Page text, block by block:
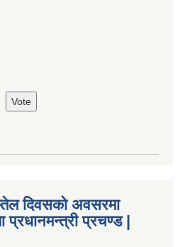
दिवसको अवसरमा
प्रधानमन्त्री प्रचण्ड |